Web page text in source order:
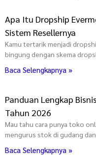
Apa Itu Dropship
Sistem Resellernya
Kamu tertarik menjadi
bingung dengan skema
Baca Selengkapnya »
Panduan Lengkap
Tahun 2026
Mau tahu cara punya toko
mengurus stok di gudang dan
Baca Selengkapnya »